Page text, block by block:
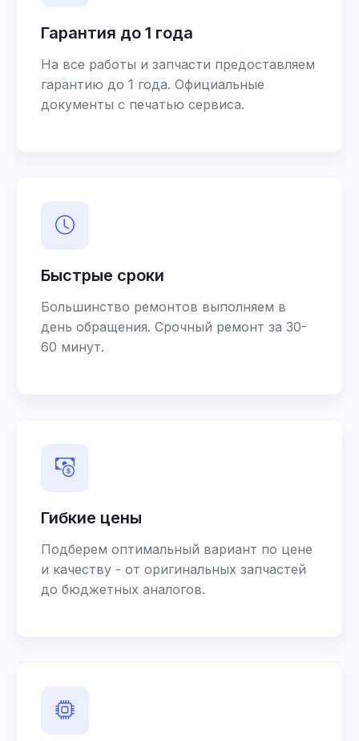
Гарантия до 1 года
На все работы и запчасти предоставляем
гарантию до 1 года. Официальные
документы с печатью сервиса.
Быстрые сроки
Большинство ремонтов выполняем в
день обращения. Срочный ремонт за 30-
60 минут.
Гибкие цены
Подберем оптимальный вариант по цене
и качеству - от оригинальных запчастей
до бюджетных аналогов.